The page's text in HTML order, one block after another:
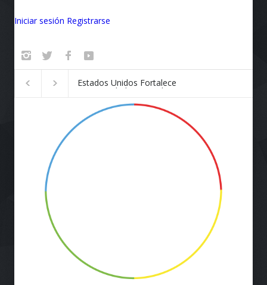
Iniciar sesión Registrarse
Badalona se convierte en el
epicentro de la innovación